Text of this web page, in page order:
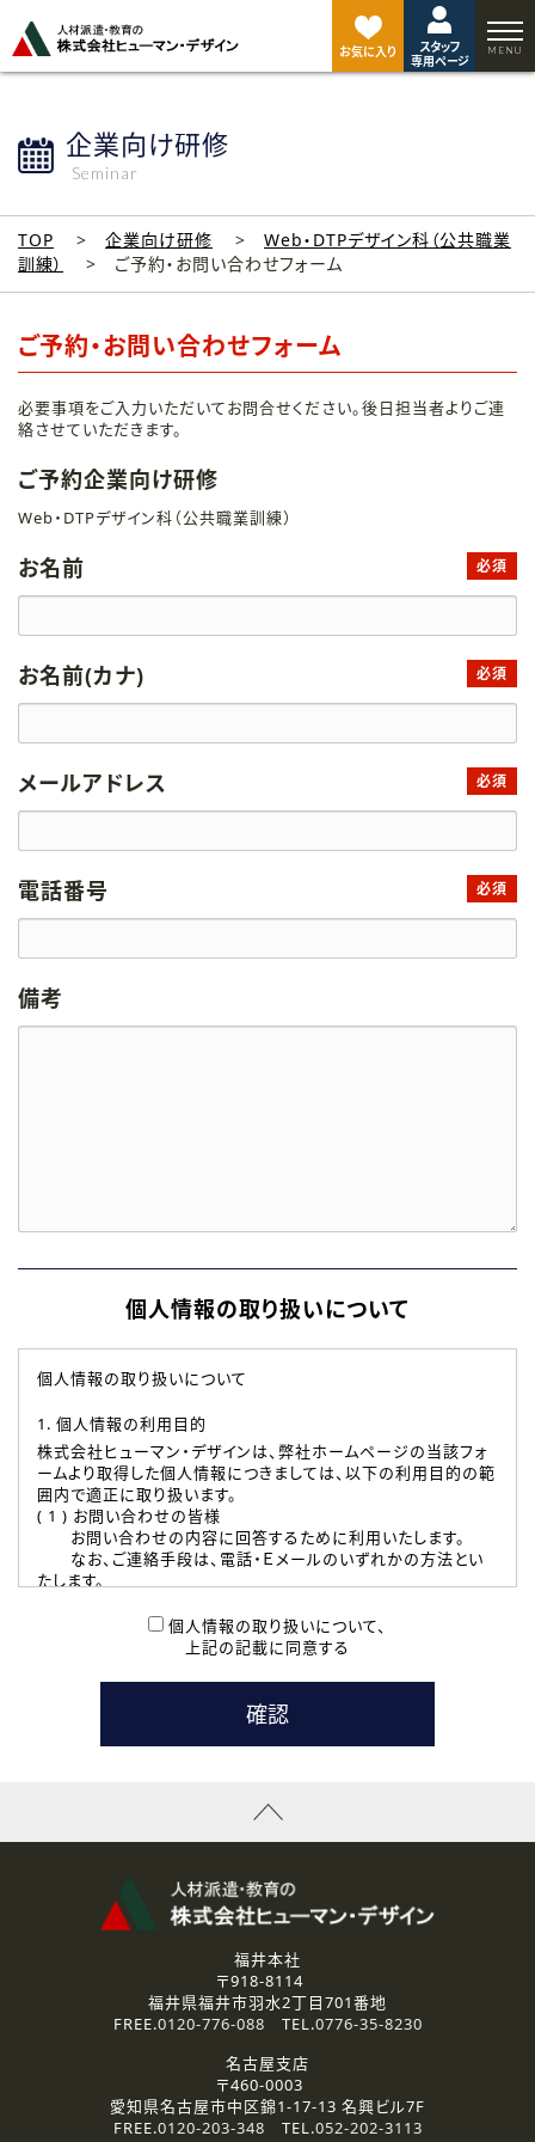
お気に入り
スタッフ
専用ページ
企業向け研修
Seminar
TOP 企業向け研修
Web・DTPデザイン科（公共職業
訓練）
ご予約・お問い合わせフォーム
ご予約・お問い合わせフォーム
必要事項をご入力いただいてお問合せください。後日担当者よりご連
絡させていただきます。
ご予約企業向け研修
Web・DTPデザイン科（公共職業訓練）
お名前 必須
お名前(カナ) 必須
メールアドレス 必須
電話番号 必須
備考
個人情報の取り扱いについて
個人情報の取り扱いについて
1. 個人情報の利用目的
株式会社ヒューマン・デザインは、弊社ホームページの当該フォ
ームより取得した個人情報につきましては、以下の利用目的の範
囲内で適正に取り扱います。
( 1 ) お問い合わせの皆様
お問い合わせの内容に回答するために利用いたします。
なお、ご連絡手段は、電話・Ｅメールのいずれかの方法とい
たします。
本登録に関するご連絡および本登録時の参考情報として利
たします。
( 3 ) スタッフ派遣を検討されている企業の皆様
お問い合わせの内容に回答するために利用いたします。
なお、ご連絡手段は、電話・Ｅメールのいずれかの方法とい
資料送付、受講相談に関するご連絡のために利用いたしま
その他、お問い合わせの内容に回答するために利用いたし
なお、ご連絡手段は、電話・Ｅメールのいずれかの方法とい
2.個人情報の第三者提供
ご提供いただいた個人情報は、法令等の規定に従う場合を除き、
3.個人情報の取り扱いの委託
弊社の定める個人情報保護の評価基準を満たした委託先に、個
人情報を委託する場合があります。
個人情報の取り扱いについて、
上記の記載に同意する
ジ
ト
福井本社
〒918-8114
福井県福井市羽水2丁目701番地
FREE.0120-776-088 TEL.0776-35-8230
名古屋支店
〒460-0003
愛知県名古屋市中区錦1-17-13 名興ビル7F
FREE.0120-203-348 TEL.052-202-3113